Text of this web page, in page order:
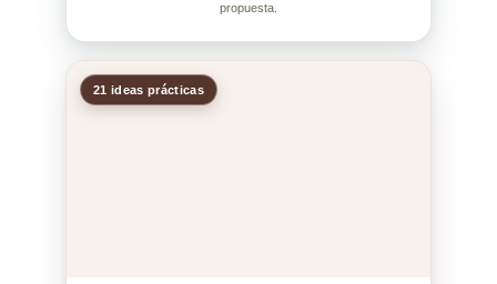
propuesta.
21 ideas prácticas